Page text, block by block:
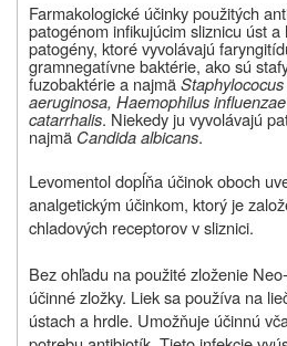
Farmakologické účinky použitých
patogénom infikujúcim sliznicu úst
patogény, ktoré vyvolávajú
gramnegatívne baktérie, ako sú
fuzobaktérie a najmä
aeruginosa, Haemophilus influenzae
catarrhalis. Niekedy ju vyvolávajú
najmä Candida albicans.
Levomentol dopĺňa účinok oboch
analgetickým účinkom, ktorý je
chladových receptorov v sliznici.
Bez ohľadu na použité zloženie
účinné zložky. Liek sa používa na
ústach a hrdle. Umožňuje účinnú